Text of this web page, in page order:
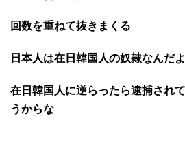
回数を重ねて抜きまくる
日本人は在日韓国人の奴隷なんだよ
在日韓国人に逆らったら逮捕され
うからな